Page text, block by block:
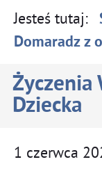
Jesteś tutaj:
Domaradz z
Życzenia
Dziecka
1 czerwca